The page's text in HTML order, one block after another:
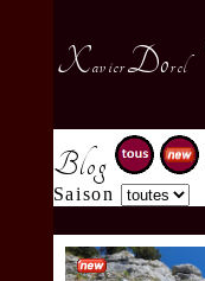
XavierDorel
Blog
Saison